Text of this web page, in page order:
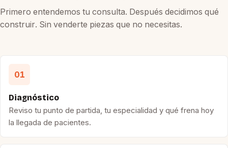
Primero entendemos tu consulta. Después decidimos qué
construir. Sin venderte piezas que no necesitas.
01
Diagnóstico
Reviso tu punto de partida, tu especialidad y qué frena hoy
la llegada de pacientes.